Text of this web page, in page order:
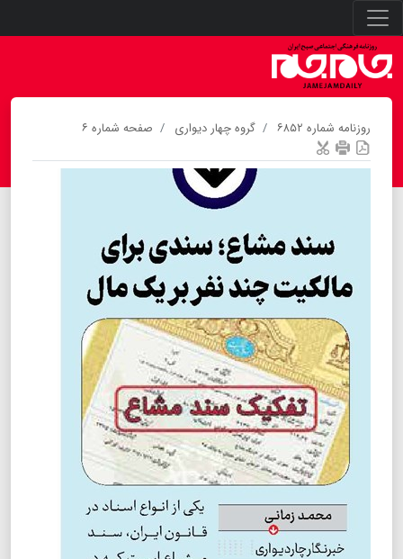
روزنامه شماره ۶۸۵۲ گروه چهار دیواری صفحه شماره ۶